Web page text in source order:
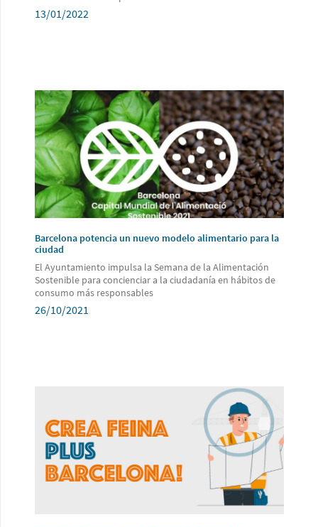
13/01/2022
Barcelona potencia un nuevo modelo alimentario para la
ciudad
El Ayuntamiento impulsa la Semana de la Alimentación
Sostenible para concienciar a la ciudadanía en hábitos de
consumo más responsables
26/10/2021